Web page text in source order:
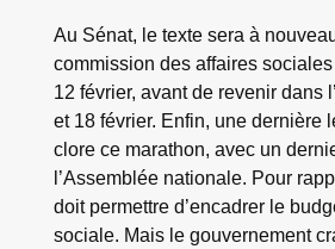
Au Sénat, le texte sera à
commission des affaires
12 février, avant de revenir dans
et 18 février. Enfin, une dernière
clore ce marathon, avec un
l’Assemblée nationale. Pour
doit permettre d’encadrer le
sociale. Mais le gouvernement